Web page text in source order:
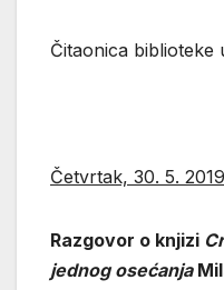
Čitaonica biblioteke
Četvrtak, 30. 5.
Razgovor o knjizi
jednog osećanja